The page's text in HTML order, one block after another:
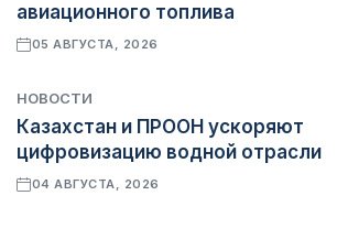
авиационного топлива
05 АВГУСТА, 2026
НОВОСТИ
Казахстан и ПРООН ускоряют
цифровизацию водной отрасли
04 АВГУСТА, 2026